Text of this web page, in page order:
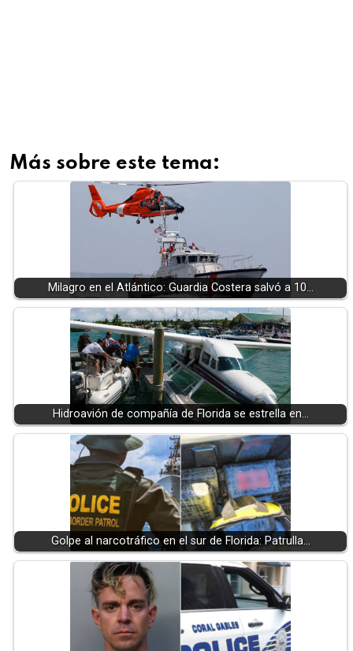
Más sobre este tema:
Milagro en el Atlántico: Guardia Costera salvó a 10…
Hidroavión de compañía de Florida se estrella en…
Golpe al narcotráfico en el sur de Florida: Patrulla…